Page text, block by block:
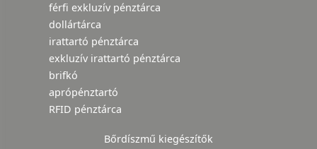
férfi exkluzív pénztárca
dollártárca
irattartó pénztárca
exkluzív irattartó pénztárca
brifkó
aprópénztartó
RFID pénztárca
Bőrdíszmű kiegészítők